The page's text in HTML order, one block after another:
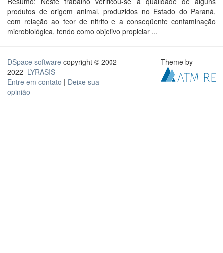
produtos de origem animal, produzidos no Estado do Paraná,
com relação ao teor de nitrito e a conseqüente contaminação
microbiológica, tendo como objetivo propiciar ...
DSpace software copyright © 2002-
2022 LYRASIS
Entre em contato | Deixe sua
opinião
Theme by